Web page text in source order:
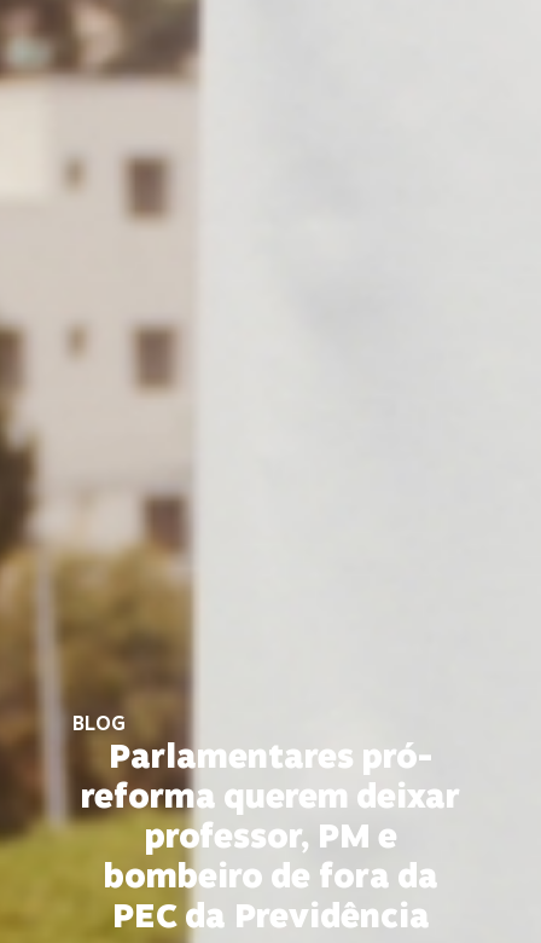
BLOG
Parlamentares pró-
reforma querem deixar
professor, PM e
bombeiro de fora da
PEC da Previdência